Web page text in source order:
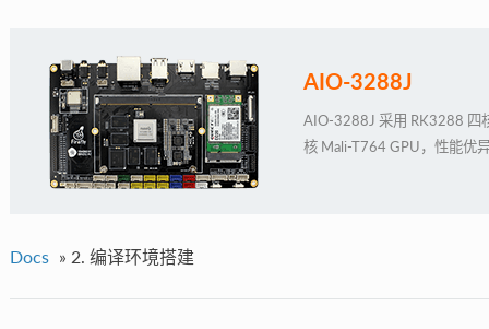
AIO-3288J
AIO-3288J 采用 RK3288 四
核 Mali-T764 GPU，性能优异
Docs » 2. 编译环境搭建